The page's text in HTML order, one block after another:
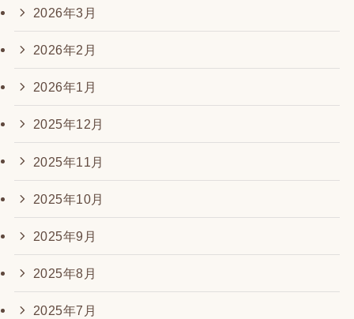
2026年3月
2026年2月
2026年1月
2025年12月
2025年11月
2025年10月
2025年9月
2025年8月
2025年7月